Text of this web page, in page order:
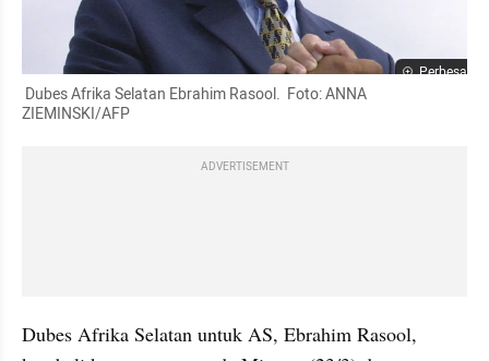
Perbesar
ZIEMINSKI/AFP
ADVERTISEMENT
Dubes Afrika Selatan untuk AS, Ebrahim Rasool,